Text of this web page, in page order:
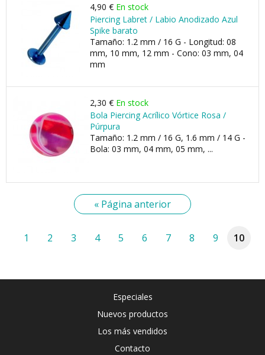
4,90 € En stock
Piercing Labret / Labio Anodizado Azul
Spike barato
Tamaño: 1.2 mm / 16 G - Longitud: 08
mm, 10 mm, 12 mm - Cono: 03 mm, 04
mm
2,30 € En stock
Bola Piercing Acrílico Vórtice Rosa /
Púrpura
Tamaño: 1.2 mm / 16 G, 1.6 mm / 14 G -
Bola: 03 mm, 04 mm, 05 mm, ...
« Página anterior
1 2 3 4 5 6 7 8 9 10
Especiales
Nuevos productos
Los más vendidos
Contacto